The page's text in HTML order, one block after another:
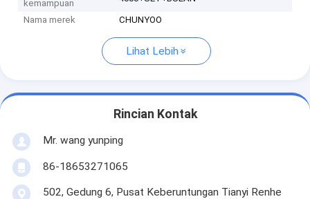
kemampuan
Nama merek CHUNYOO
Lihat Lebih
Rincian Kontak
Mr. wang yunping
86-18653271065
502, Gedung 6, Pusat Keberuntungan Tianyi Renhe